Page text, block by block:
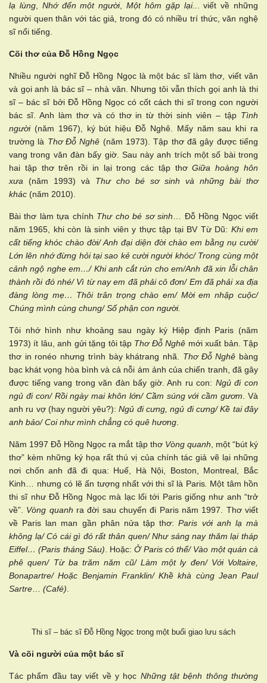
lạ lùng, Nhớ đến một người,Một hôm gặp lại... viết về những
người quen thân với tác giả, trong đó có nhiều trí thức, văn nghệ
sĩ nổi tiếng.
Cõi thơ của Đỗ Hồng Ngọc
Nhiều người nghĩ Đỗ Hồng Ngọc là một bác sĩ làm thơ, viết văn
và gọi anh là bác sĩ – nhà văn. Nhưng tôi vẫn thích gọi anh là thi
sĩ – bác sĩ bởi Đỗ Hồng Ngọc có cốt cách thi sĩ trong con người
bác sĩ. Anh làm thơ và có thơ in từ thời sinh viên – tập Tình
người (năm 1967), ký bút hiệu Đỗ Nghê. Mấy năm sau khi ra
trường là Thơ Đỗ Nghê (năm 1973). Tập thơ đã gây được tiếng
vang trong văn đàn bấy giờ. Sau này anh trích một số bài trong
hai tập thơ trên rồi in lại trong các tập thơGiữa hoàng hôn
xưa (năm 1993) và Thư cho bé sơ sinh và những bài thơ
khác (năm 2010).
Bài thơ làm tựa chính Thư cho bé sơ sinh… Đỗ Hồng Ngọc viết
năm 1965, khi còn là sinh viên y thực tập tại BV Từ Dũ: Khi em
cất tiếng khóc chào đời/ Anh đại diện đời chào em bằng nụ cười/
Lớn lên nhớ đừng hỏi tại sao kẻ cười người khóc/ Trong cùng một
cảnh ngộ nghe em…/ Khi anh cắt rún cho em/Anh đã xin lỗi chân
thành rồi đó nhé/ Vì từ nay em đã phải cô đơn/ Em đã phải xa địa
đàng lòng mẹ… Thôi trân trọng chào em/ Mời em nhập cuộc/
Chúng mình cùng chung/ Số phận con người.
Tôi nhớ hình như khoảng sau ngày ký Hiệp định Paris (năm
1973) ít lâu, anh gửi tặng tôi tập Thơ Đỗ Nghê mới xuất bản. Tập
thơ in ronéo nhưng trình bày khátrang nhã. Thơ Đỗ Nghê bàng
bạc khát vọng hòa bình và cả nỗi ám ảnh của chiến tranh, đã gây
được tiếng vang trong văn đàn bấy giờ. Anh ru con: Ngủ đi con
ngủ đi con/ Rồi ngày mai khôn lớn/ Cầm súng với cầm gươm. Và
anh ru vợ (hay người yêu?):Ngủ đi cưng, ngủ đi cưng/ Kề tai đây
anh bảo/ Coi như mình chẳng có quê hương.
Năm 1997 Đỗ Hồng Ngọc ra mắt tập thơ Vòng quanh, một “bút ký
thơ” kèm những ký họa rất thú vị của chính tác giả vẽ lại những
nơi chốn anh đã đi qua: Huế, Hà Nội, Boston, Montreal, Bắc
Kinh… nhưng có lẽ ấn tượng nhất với thi sĩ là Paris. Một tâm hồn
thi sĩ như Đỗ Hồng Ngọc mà lạc lối tới Paris giống như anh “trở
về”. Vòng quanh ra đời sau chuyến đi Paris năm 1997. Thơ viết
về Paris lan man gần phân nửa tập thơ:Paris với anh lạ mà
không lạ/ Có cái gì đó rất thân quen/ Như sáng nay thăm lại tháp
Eiffel… (Paris tháng Sáu). Hoặc:Ở Paris có thể/ Vào một quán cà
phê quen/ Từ ba trăm năm cũ/ Làm một ly đen/ Với Voltaire,
Bonapartre/ Hoặc Benjamin Franklin/ Khề khà cùng Jean Paul
Sartre… (Café).
Thi sĩ – bác sĩ Đỗ Hồng Ngọc trong một buổi giao lưu sách
Và cõi người của một bác sĩ
Tác phẩm đầu tay viết về y học Những tật bệnh thông thường